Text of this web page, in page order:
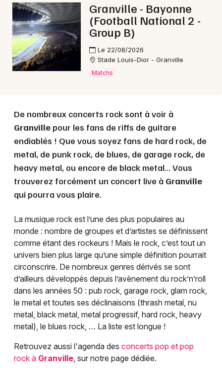
Mon email
Je m'abonne
Granville - Bayonne
(Football National 2 -
Group B)
Le 22/08/2026
Stade Louis-Dior - Granville
Matchs
De nombreux concerts rock sont à voir à
Granville pour les fans de riffs de guitare
endiablés ! Que vous soyez fans de hard rock, de
metal, de punk rock, de blues, de garage rock, de
heavy metal, ou encore de black metal... Vous
trouverez forcément un concert live à Granville
qui pourra vous plaire.
La musique rock est l’une des plus populaires au
monde : nombre de groupes et d’artistes se définissent
comme étant des rockeurs ! Mais le rock, c’est tout un
univers bien plus large qu’une simple définition pourrait
circonscrire. De nombreux genres dérivés se sont
d’ailleurs développés depuis l’avènement du rock’n’roll
dans les années 50 : pub rock, garage rock, glam rock,
le metal et toutes ses déclinaisons (thrash metal, nu
metal, black metal, metal progressif, hard rock, heavy
metal), le blues rock, … La liste est longue !
Retrouvez aussi l'agenda des concerts pop et pop
rock à Granville, sur notre page dédiée.